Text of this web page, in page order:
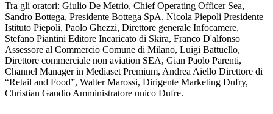
Tra gli oratori: Giulio De Metrio, Chief Operating Officer Sea,
Sandro Bottega, Presidente Bottega SpA, Nicola Piepoli Presidente
Istituto Piepoli, Paolo Ghezzi, Direttore generale Infocamere,
Stefano Piantini Editore Incaricato di Skira, Franco D'alfonso
Assessore al Commercio Comune di Milano, Luigi Battuello,
Direttore commerciale non aviation SEA, Gian Paolo Parenti,
Channel Manager in Mediaset Premium, Andrea Aiello Direttore di
“Retail and Food”, Walter Marossi, Dirigente Marketing Dufry,
Christian Gaudio Amministratore unico Dufre.